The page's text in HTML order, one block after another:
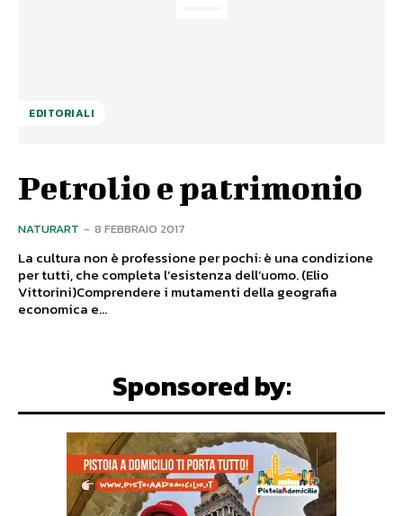
EDITORIALI
Petrolio e patrimonio
NATURART - 8 FEBBRAIO 2017
La cultura non è professione per pochi: è una condizione
per tutti, che completa l’esistenza dell’uomo. (Elio
Vittorini)Comprendere i mutamenti della geografia
economica e...
Sponsored by: